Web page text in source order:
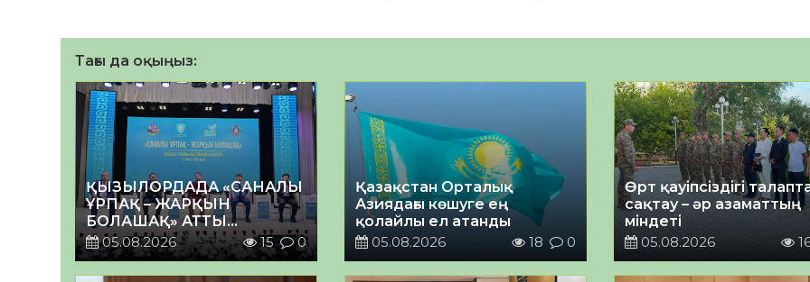
Тағы да оқыңыз:
ҚЫЗЫЛОРДАДА «САНАЛЫ
ҰРПАҚ – ЖАРҚЫН
БОЛАШАҚ» АТТЫ
КЕҢЕЙТІЛГЕН МӘЖІЛІС
ӨТТІ
05.08.2026 15 0
Қазақстан Орталық
Азиядағы көшуге ең
қолайлы ел атанды
05.08.2026
18 0
Өрт қауіпсіздігі
сақтау – әр азаматтың
міндеті
05.08.2026